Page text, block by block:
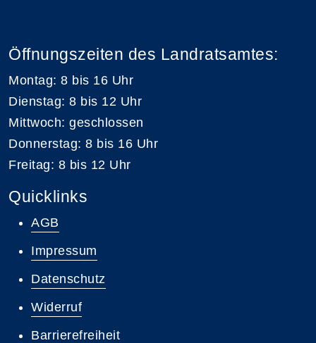
Öffnungszeiten des Landratsamtes:
Montag: 8 bis 16 Uhr
Dienstag: 8 bis 12 Uhr
Mittwoch: geschlossen
Donnerstag: 8 bis 16 Uhr
Freitag: 8 bis 12 Uhr
Quicklinks
AGB
Impressum
Datenschutz
Widerruf
Barrierefreiheit